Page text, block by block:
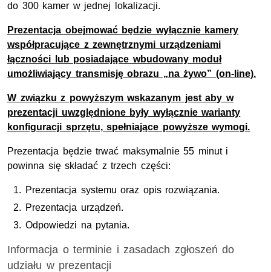
do 300 kamer w jednej lokalizacji.
Prezentacja obejmować będzie wyłącznie kamery
współpracujące z zewnętrznymi urządzeniami
łączności lub posiadające wbudowany moduł
umożliwiający transmisję obrazu „na żywo” (on-line).
W związku z powyższym wskazanym jest aby w
prezentacji uwzględnione były wyłącznie warianty
konfiguracji sprzętu, spełniające powyższe wymogi.
Prezentacja będzie trwać maksymalnie 55 minut i
powinna się składać z trzech części:
Prezentacja systemu oraz opis rozwiązania.
Prezentacja urządzeń.
Odpowiedzi na pytania.
Informacja o terminie i zasadach zgłoszeń do
udziału w prezentacji